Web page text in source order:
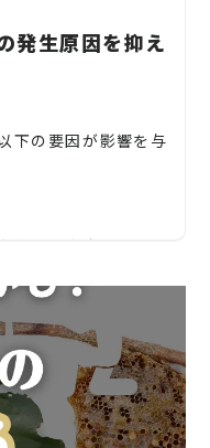
攻撃的な種類は、人
た、蜂の巣が家の近
高まります。
襲うことがありま
、予防策や適切な
す。例えば、天敵の
ための植物の選択
じて殺虫剤や捕獲器
、環境や健康への
ことなら当社にお気
ご対応させて頂き
アパートなどの庭
ち、もみの木、どん
、もみじ、柿の木、
キ、コニファー、
チナシ、ナンテン、
デカシワ、マキの
ハダ、いちじく、椰
発生原因を抑え
下の要因が影響を与
件は、害虫の発生
傾向があります。
虫の攻撃を受けやす
った植物は害虫にと
殿場市、裾野市、
、三島市、沼津